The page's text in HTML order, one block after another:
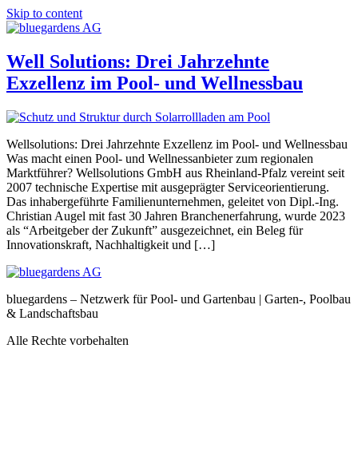
Skip to content
Well Solutions: Drei Jahrzehnte
Exzellenz im Pool- und Wellnessbau
Wellsolutions: Drei Jahrzehnte Exzellenz im Pool- und Wellnessbau
Was macht einen Pool- und Wellnessanbieter zum regionalen
Marktführer? Wellsolutions GmbH aus Rheinland-Pfalz vereint seit
2007 technische Expertise mit ausgeprägter Serviceorientierung.
Das inhabergeführte Familienunternehmen, geleitet von Dipl.-Ing.
Christian Augel mit fast 30 Jahren Branchenerfahrung, wurde 2023
als “Arbeitgeber der Zukunft” ausgezeichnet, ein Beleg für
Innovationskraft, Nachhaltigkeit und […]
bluegardens – Netzwerk für Pool- und Gartenbau | Garten-, Poolbau
& Landschaftsbau
Alle Rechte vorbehalten